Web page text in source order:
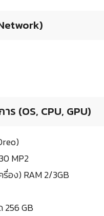
ร (OS, CPU, GPU)
MP2
รื่อง) RAM 2/3GB
256 GB